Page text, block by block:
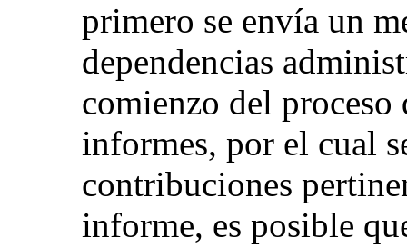
primero se envía un
dependencias
comienzo del proceso
informes, por el cual
contribuciones
informe, es posible